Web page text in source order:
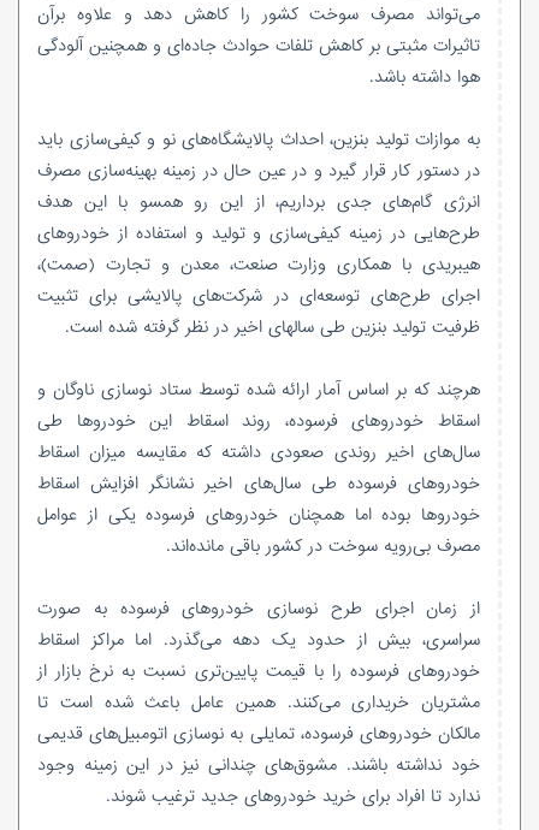
می‌تواند مصرف سوخت کشور را کاهش دهد و علاوه برآن
تاثیرات مثبتی بر کاهش تلفات حوادث جاده‌ای و همچنین آلودگی
هوا داشته باشد.
به موازات تولید بنزین، احداث پالایشگاه‌های نو و کیفی‌سازی باید
در دستور کار قرار گیرد و در عین حال در زمینه بهینه‌سازی مصرف
انرژی گام‌های جدی برداریم، از این رو همسو با این هدف
طرح‌هایی در زمینه کیفی‌سازی و تولید و استفاده از خودروهای
هیبریدی با همکاری وزارت صنعت، معدن و تجارت (صمت)،
اجرای طرح‌های توسعه‌ای در شرکت‌های پالایشی برای تثبیت
ظرفیت تولید بنزین طی سالهای اخیر در نظر گرفته شده است.
هرچند که بر اساس آمار ارائه شده توسط ستاد نوسازی ناوگان و
اسقاط خودروهای فرسوده، روند اسقاط این خودروها طی
سال‌های اخیر روندی صعودی داشته که مقایسه میزان اسقاط
خودروهای فرسوده طی سال‌های اخیر نشانگر افزایش اسقاط
خودروها بوده اما همچنان خودروهای فرسوده یکی از عوامل
مصرف بی‌رویه سوخت در کشور باقی مانده‌اند.
از زمان اجرای طرح نوسازی خودروهای فرسوده به صورت
سراسری، بیش از حدود یک دهه می‌گذرد. اما مراکز اسقاط
خودروهای فرسوده را با قیمت پایین‌تری نسبت به نرخ بازار از
مشتریان خریداری می‌کنند. همین عامل باعث شده است تا
مالکان خودروهای فرسوده، تمایلی به نوسازی اتومبیل‌های قدیمی
خود نداشته باشند. مشوق‌های چندانی نیز در این زمینه وجود
ندارد تا افراد برای خرید خودروهای جدید ترغیب شوند.